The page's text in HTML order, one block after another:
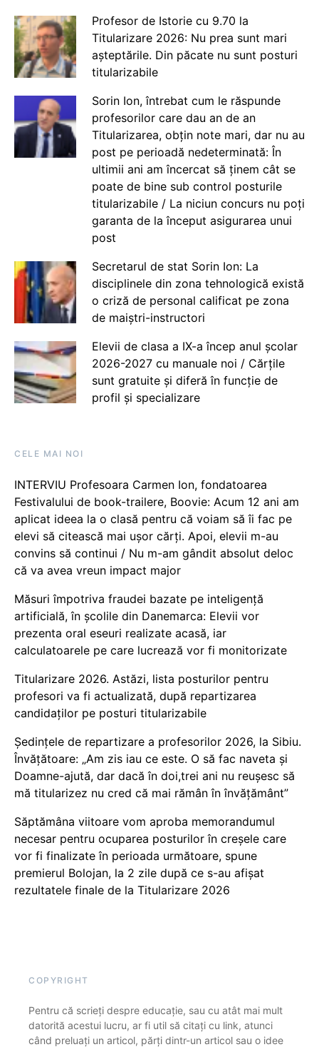
Profesor de Istorie cu 9.70 la
Titularizare 2026: Nu prea sunt mari
așteptările. Din păcate nu sunt posturi
titularizabile
Sorin Ion, întrebat cum le răspunde
profesorilor care dau an de an
Titularizarea, obțin note mari, dar nu au
post pe perioadă nedeterminată: În
ultimii ani am încercat să ținem cât se
poate de bine sub control posturile
titularizabile / La niciun concurs nu poți
garanta de la început asigurarea unui
post
Secretarul de stat Sorin Ion: La
disciplinele din zona tehnologică există
o criză de personal calificat pe zona
de maiștri-instructori
Elevii de clasa a IX-a încep anul școlar
2026-2027 cu manuale noi / Cărțile
sunt gratuite și diferă în funcție de
profil și specializare
CELE MAI NOI
INTERVIU Profesoara Carmen Ion, fondatoarea
Festivalului de book-trailere, Boovie: Acum 12 ani am
aplicat ideea la o clasă pentru că voiam să îi fac pe
elevi să citească mai ușor cărți. Apoi, elevii m-au
convins să continui / Nu m-am gândit absolut deloc
că va avea vreun impact major
Măsuri împotriva fraudei bazate pe inteligență
artificială, în școlile din Danemarca: Elevii vor
prezenta oral eseuri realizate acasă, iar
calculatoarele pe care lucrează vor fi monitorizate
Titularizare 2026. Astăzi, lista posturilor pentru
profesori va fi actualizată, după repartizarea
candidaților pe posturi titularizabile
Ședințele de repartizare a profesorilor 2026, la Sibiu.
Învățătoare: „Am zis iau ce este. O să fac naveta și
Doamne-ajută, dar dacă în doi,trei ani nu reușesc să
mă titularizez nu cred că mai rămân în învățământ”
Săptămâna viitoare vom aproba memorandumul
necesar pentru ocuparea posturilor în creșele care
vor fi finalizate în perioada următoare, spune
premierul Bolojan, la 2 zile după ce s-au afișat
rezultatele finale de la Titularizare 2026
COPYRIGHT
Pentru că scrieți despre educație, sau cu atât mai mult
datorită acestui lucru, ar fi util să citați cu link, atunci
când preluați un articol, părți dintr-un articol sau o idee